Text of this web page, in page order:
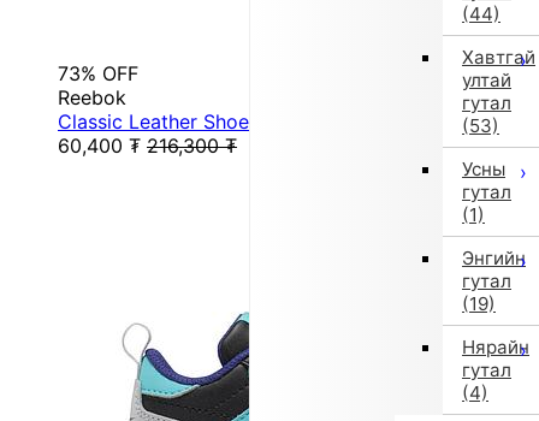
(44)
Хавтгай
ултай
гутал
(53)
Усны
гутал
(1)
Энгийн
гутал
(19)
Нярайн
гутал
(4)
73% OFF
Reebok
Classic Leather Shoes (Boulder Brown)
60,400 ₮ 216,300 ₮